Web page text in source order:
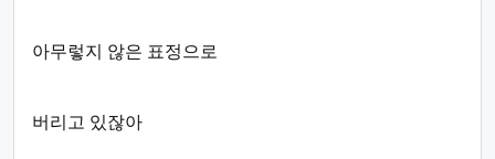
아무렇지 않은 표정으로
버리고 있잖아